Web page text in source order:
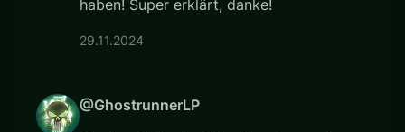
haben! Super erklärt, danke!
29.11.2024
@GhostrunnerLP